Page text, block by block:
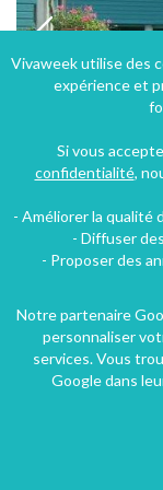
Plomodiern (44
66€
Vivaweek utilise des
expérience et
Si vous
confidentialité,
- Améliorer la qualité
- Diffuser
- Proposer des
Notre partenaire
personnaliser
services. Vous
Google dans